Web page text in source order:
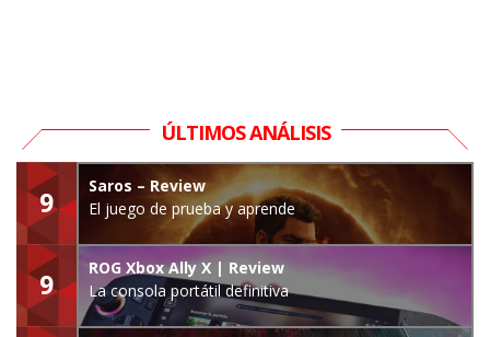
ÚLTIMOS ANÁLISIS
9
Saros – Review
El juego de prueba y aprende
9
ROG Xbox Ally X | Review
La consola portátil definitiva